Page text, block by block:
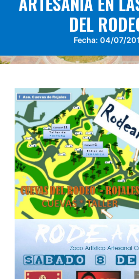
DEL
Fecha: 04/07/